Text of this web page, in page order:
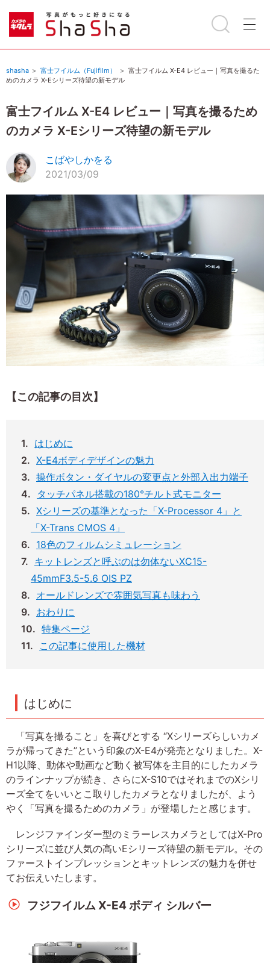
shasha 富士フイルム（Fujifilm）
富士フイルム X-E4 レビュー｜写真を撮るた
めのカメラ X-Eシリーズ待望の新モデル
富士フイルム X-E4 レビュー｜写真を撮るため
のカメラ X-Eシリーズ待望の新モデル
こばやしかをる
2021/03/09
【この記事の目次】
はじめに
X-E4ボディデザインの魅力
操作ボタン・ダイヤルの変更点と外部入出力端子
タッチパネル搭載の180°チルト式モニター
Xシリーズの基準となった「X-Processor 4」と
「X-Trans CMOS 4」
18色のフィルムシミュレーション
キットレンズと呼ぶのは勿体ないXC15-
45mmF3.5-5.6 OIS PZ
オールドレンズで雰囲気写真も味わう
おわりに
特集ページ
この記事に使用した機材
はじめに
「写真を撮ること」を喜びとする “Xシリーズらしいカメ
ラが帰ってきた”という印象のX-E4が発売となりました。X-
H1以降、動体や動画など動く被写体を主目的にしたカメラ
のラインナップが続き、さらにX-S10ではそれまでのXシリ
ーズ全てをいいとこ取りしたカメラとなりましたが、よう
やく「写真を撮るためのカメラ」が登場したと感じます。
レンジファインダー型のミラーレスカメラとしてはX-Pro
シリーズに並び人気の高いEシリーズ待望の新モデル。その
ファーストインプレッションとキットレンズの魅力を併せ
てお伝えいたします。
フジフイルム X-E4 ボディ シルバー